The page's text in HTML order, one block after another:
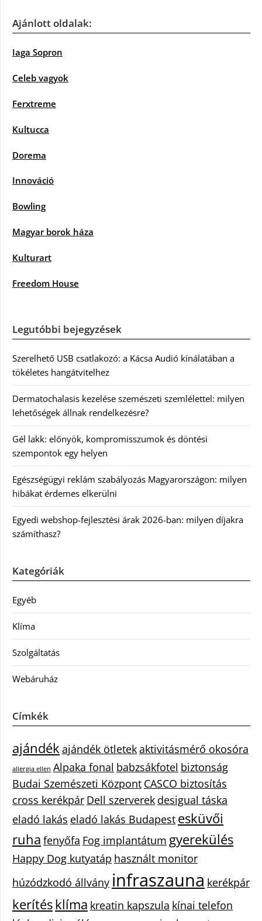
Ajánlott oldalak:
Iaga Sopron
Celeb vagyok
Ferxtreme
Kultucca
Dorema
Innováció
Bowling
Magyar borok háza
Kulturart
Freedom House
Legutóbbi bejegyzések
Szerelhető USB csatlakozó: a Kácsa Audió kínálatában a
tökéletes hangátvitelhez
Dermatochalasis kezelése szemészeti szemlélettel: milyen
lehetőségek állnak rendelkezésre?
Gél lakk: előnyök, kompromisszumok és döntési
szempontok egy helyen
Egészségügyi reklám szabályozás Magyarországon: milyen
hibákat érdemes elkerülni
Egyedi webshop-fejlesztési árak 2026-ban: milyen díjakra
számíthasz?
Kategóriák
Egyéb
Klíma
Szolgáltatás
Webáruház
Címkék
ajándékajándék ötletekaktivitásmérő okosóra
allergia ellen Alpaka fonal babzsákfotel biztonság
Budai Szemészeti Központ CASCO biztosítás
cross kerékpár Dell szerverek desigual táska
eladó lakás eladó lakás Budapest esküvői
ruha fenyőfa Fog implantátum gyerekülés
Happy Dog kutyatáp használt monitor
húzódzkodó állvány infraszauna kerékpár
kerítésklíma kreatin kapszula kínai telefon